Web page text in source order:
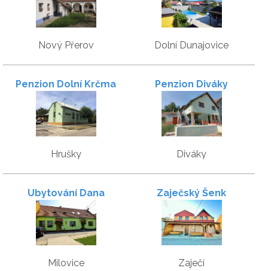
Nový Přerov Dolní Dunajovice
Penzion Dolní Krčma
Hrušky
Penzion Diváky
Diváky
Ubytování Dana
Brentnerová
Milovice
Zaječský Šenk
Zaječí